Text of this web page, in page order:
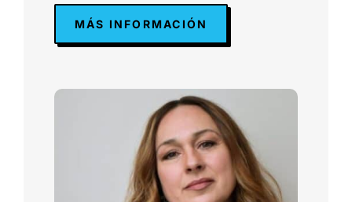
MÁS INFORMACIÓN